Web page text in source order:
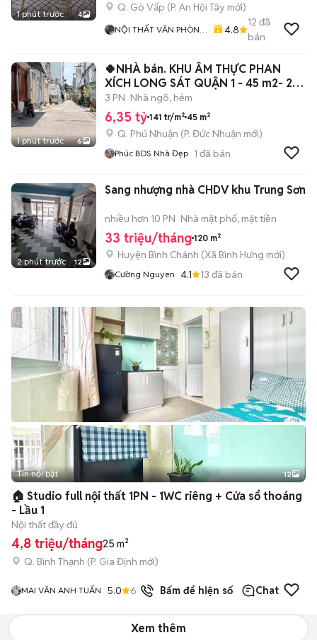
1 phút trước 4
Q. Gò Vấp (P. An Hội Tây mới)
NỘI THẤT VĂN PHÒNG
4.8
12 đã
bán
1 phút trước 6
🍀NHÀ bán. KHU ÂM THỰC PHAN
XÍCH LONG SÁT QUẬN 1 - 45 m2- 2
Tầng BTCT
3 PN Nhà ngõ, hẻm
6,35 tỷ 141 tr/m² 45 m²
Q. Phú Nhuận (P. Đức Nhuận mới)
Phúc BDS Nhà Đẹp 1 đã bán
2 phút trước 12
Sang nhượng nhà CHDV khu Trung Sơn
nhiều hơn 10 PN Nhà mặt phố, mặt tiền
33 triệu/tháng 120 m²
Huyện Bình Chánh (Xã Bình Hưng mới)
Cường Nguyen 4.1 13 đã bán
+2
Tin nổi bật 12
🏠 Studio full nội thất 1PN - 1WC riêng + Cửa sổ thoáng
- Lầu 1
Nội thất đầy đủ
4,8 triệu/tháng25 m²
Q. Bình Thạnh (P. Gia Định mới)
MAI VĂN ANH TUẤN 5.0 6 đã bánBấm để hiện số Chat
Xem thêm